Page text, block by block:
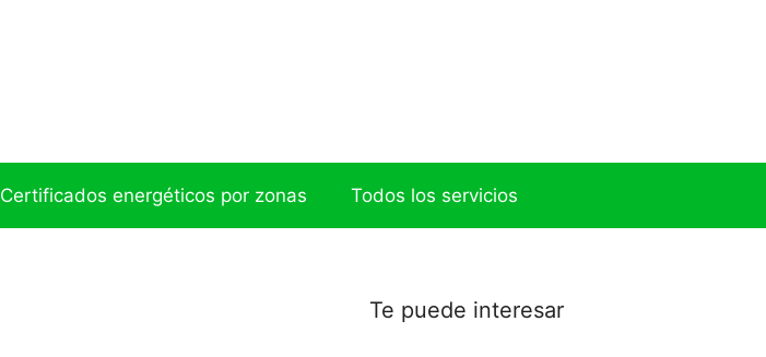
Certificados energéticos por zonas Todos los servicios
Te puede interesar